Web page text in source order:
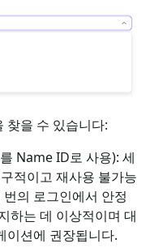
찾을 수 있습니다:
Name ID로 사용): 세
적이고 재사용 불가능
의 로그인에서 안정
하는 데 이상적이며 대
이션에 권장됩니다.